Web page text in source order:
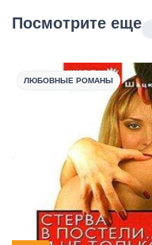
Посмотрите еще
ЛЮБОВНЫЕ РОМАНЫ